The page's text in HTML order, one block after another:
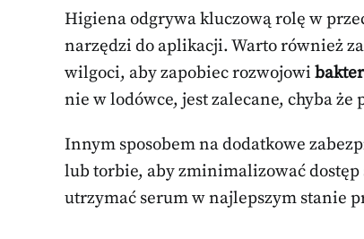
Higiena odgrywa kluczową rolę w
narzędzi do aplikacji. Warto również
wilgoci, aby zapobiec rozwojowi
nie w lodówce, jest zalecane, chyba że
Innym sposobem na dodatkowe
lub torbie, aby zminimalizować
utrzymać serum w najlepszym stanie